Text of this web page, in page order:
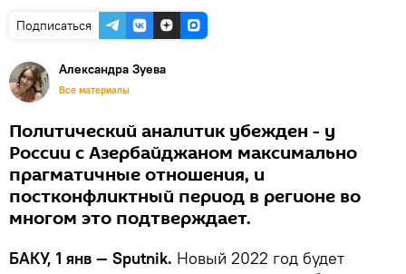
Подписаться
Александра Зуева
Все материалы
Политический аналитик убежден - у
России с Азербайджаном максимально
прагматичные отношения, и
постконфликтный период в регионе во
многом это подтверждает.
БАКУ, 1 янв — Sputnik. Новый 2022 год будет